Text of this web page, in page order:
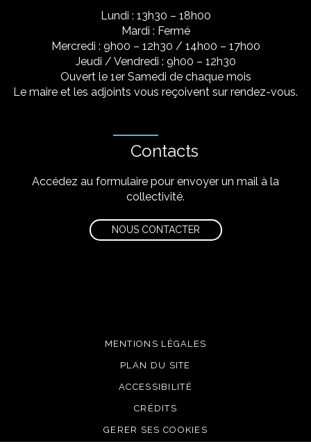
Lundi : 13h30 – 18h00
Mardi : Fermé
Mercredi : 9h00 – 12h30 / 14h00 – 17h00
Jeudi / Vendredi : 9h00 – 12h30
Ouvert le 1er Samedi de chaque mois
Le maire et les adjoints vous reçoivent sur rendez-vous.
Contacts
Accédez au formulaire pour envoyer un mail à la
collectivité.
NOUS CONTACTER
MENTIONS LÉGALES
PLAN DU SITE
ACCESSIBILITÉ
CRÉDITS
GERER SES COOKIES